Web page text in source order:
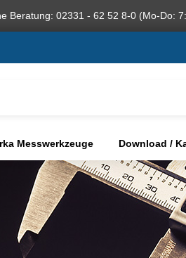
Beratung: 02331 - 62 52 8-0 (Mo-Do:
Messwerkzeuge Download /